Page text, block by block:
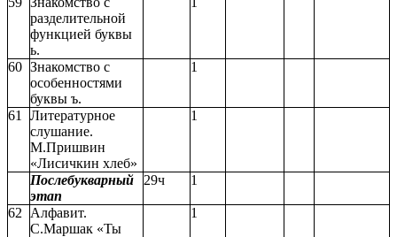
разделительной
функцией буквы
ь.
60 Знакомство с
особенностями
буквы ъ.
1
61
Литературное
слушание.
М.Пришвин
«Лисичкин хлеб»
1
Послебукварный
этап
29ч 1
62
Алфавит.
С.Маршак «Ты
1